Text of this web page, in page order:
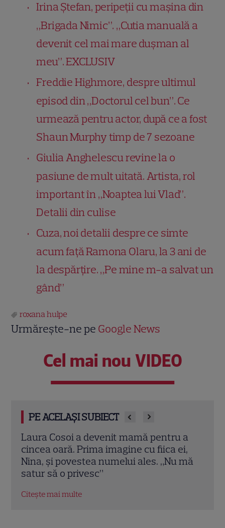
Irina Ștefan, peripeții cu mașina din
„Brigada Nimic”. „Cutia manuală a
devenit cel mai mare dușman al
meu”. EXCLUSIV
Freddie Highmore, despre ultimul
episod din „Doctorul cel bun”. Ce
urmează pentru actor, după ce a fost
Shaun Murphy timp de 7 sezoane
Giulia Anghelescu revine la o
pasiune de mult uitată. Artista, rol
important în „Noaptea lui Vlad”.
Detalii din culise
Cuza, noi detalii despre ce simte
acum față Ramona Olaru, la 3 ani de
la despărțire. „Pe mine m-a salvat un
gând”
roxana hulpe
Urmărește-ne pe Google News
Cel mai nou VIDEO
PE ACELAȘI SUBIECT
Iulia Albu a prezentat „patul anti-divorț”
din vila sa de peste 1 milion de euro! Ce
spune designerul despre piesa de
mobilier: „Nu prea ai timp să te cerți”
Citește mai multe